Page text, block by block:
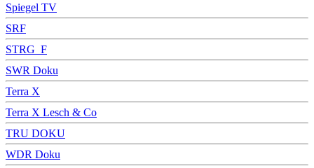
Spiegel TV
SRF
STRG_F
SWR Doku
Terra X
Terra X Lesch & Co
TRU DOKU
WDR Doku